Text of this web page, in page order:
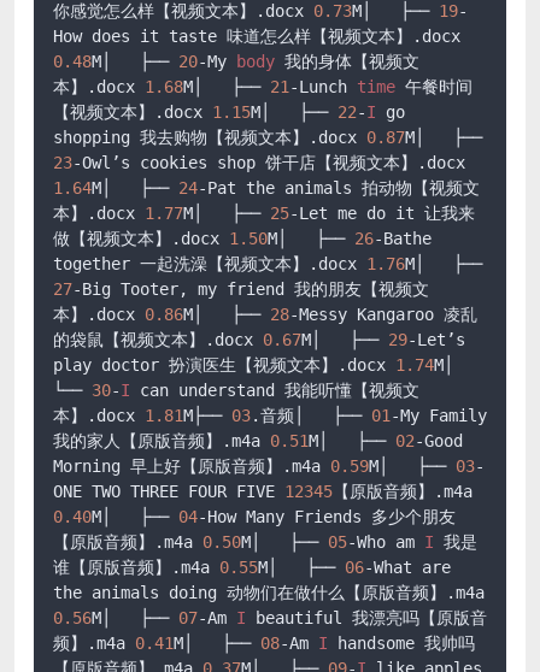
你感觉怎么样【视频文本】
.docx 0.73M│   ├── 19-
How does it taste 味道怎么样【视频文本】
.docx
0.48M│   ├── 20-My body 我的身体【视频文
本】
.docx 1.68M│   ├── 21 -Lunch time 午餐时间
【视频文本】
.docx 1.15M│   ├── 22-I go
shopping 我去购物【视频文本】
.docx 0.87
M│   ├──
23-Owl’s cookies shop 饼干店【视频文本】
.docx
1.64M│   ├── 24-Pat the animals 拍动物【视频文
本】
.docx 1.77M│   ├── 25-Let me do it 让我来
做【视频文本】
.docx 1.50M│   ├── 26-Bathe
together 一起洗澡【视频文本】
.docx 1.76
M│   ├──
27-Big Tooter, my friend 我的朋友【视频文
本】
.docx 0.86M│   ├── 28-Messy Kangaroo 凌乱
的袋鼠【视频文本】
.docx 0.67M│   ├── 29-Let’s
play doctor 扮演医生【视频文本】
.docx 1.74M│
└── 30-I can understand 我能听懂【视频文
本】
.docx 1.81M├── 03.音频│   ├── 01 -My Family
我的家人【原版音频】
.m4a 0.51M│   ├── 02-Good
Morning 早上好【原版音频】
.m4a 0.59M│   ├── 03-
ONE TWO THREE FOUR FIVE 12345 【原版音频】
.m4a
0.40M│   ├── 04-How Many Friends 多少个朋友
【原版音频】
.m4a 0.50M│   ├── 05-Who am I 我是
谁【原版音频】
.m4a 0.55M│   ├── 06-What are
the animals doing 动物们在做什么【原版音频】
.m4a
0.56M│   ├── 07-Am I beautiful 我漂亮吗【原版音
频】
.m4a 0.41M│   ├── 08-Am I handsome 我帅吗